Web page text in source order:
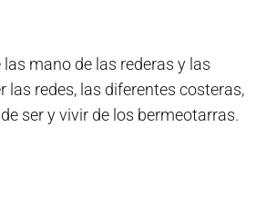
mano de las rederas y las
las redes, las diferentes costeras,
ser y vivir de los bermeotarras.